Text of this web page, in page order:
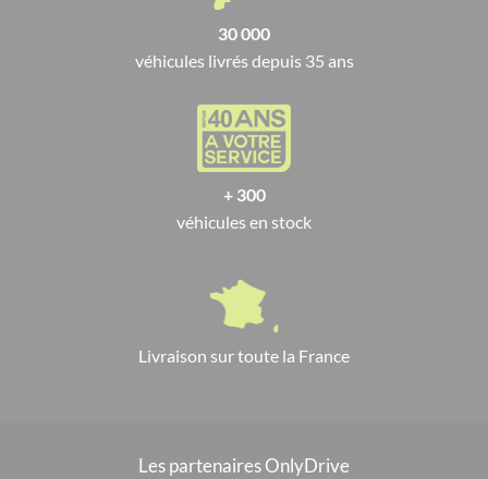
30 000
véhicules livrés depuis 35 ans
+ 300
véhicules en stock
Livraison sur toute la France
Les partenaires OnlyDrive